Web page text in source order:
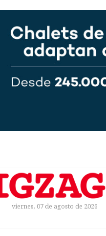
viernes, 07 de agosto de 2026